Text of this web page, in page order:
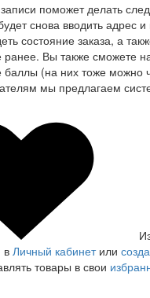
поможет делать
снова вводить адрес и
состояние заказа, а
Вы также сможете
баллы (на них тоже можно
мы предлагаем
в Личный кабинетили
товары в свои